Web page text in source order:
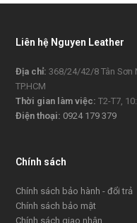
Liên hệ Nguyen Leather
Địa chỉ: 368/24/42/8 Tân Sơn
TP.HCM
Thời gian làm việc: T2-T7,
Điện thoại: 0924 179 379
Chính sách
Chính sách bảo hành - đổi trả
Chính sách bảo mật
Chính sách giao nhận